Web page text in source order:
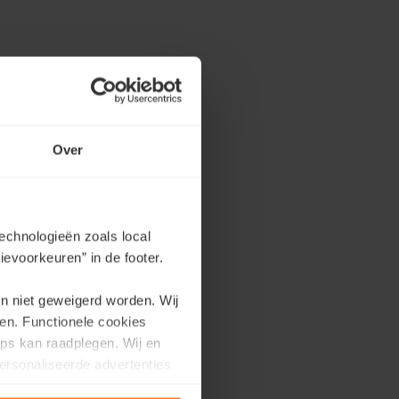
Over
zoals local
in de footer.
niet geweigerd worden. Wij
Functionele cookies
kan raadplegen. Wij en
advertenties
het beleid,
- bestuurder
- senior advisor